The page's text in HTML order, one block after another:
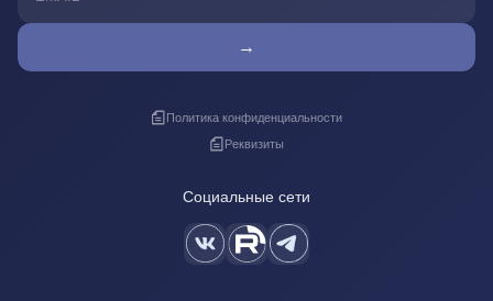
→
Политика конфиденциальности
Реквизиты
Социальные сети